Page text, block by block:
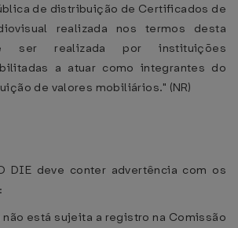
de distribuição de Certificados de
realizada nos termos desta
ser realizada por instituições
a atuar como integrantes do
de valores mobiliários." (NR)
DIE deve conter advertência com os
está sujeita a registro na Comissão